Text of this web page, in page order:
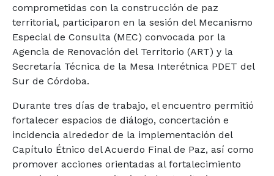
comprometidas con la construcción de paz
territorial, participaron en la sesión del Mecanismo
Especial de Consulta (MEC) convocada por la
Agencia de Renovación del Territorio (ART) y la
Secretaría Técnica de la Mesa Interétnica PDET del
Sur de Córdoba.
Durante tres días de trabajo, el encuentro permitió
fortalecer espacios de diálogo, concertación e
incidencia alrededor de la implementación del
Capítulo Étnico del Acuerdo Final de Paz, así como
promover acciones orientadas al fortalecimiento